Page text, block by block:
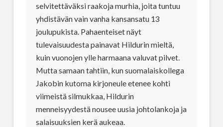
selvitettäväksi raakoja murhia, joita tuntuu
yhdistävän vain vanha kansansatu 13
joulupukista. Pahaenteiset näyt
tulevaisuudesta painavat Hildurin mieltä,
kuin vuonojen ylle harmaana valuvat pilvet.
Mutta samaan tahtiin, kun suomalaiskollega
Jakobin kutoma kirjoneule etenee kohti
viimeistä silmukkaa, Hildurin
menneisyydestä nousee uusia johtolankoja ja
salaisuuksien kerä aukeaa.